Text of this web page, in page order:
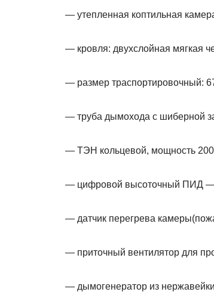
— утепленная коптильная
— кровля: двухслойная мягкая
— размер траспортировочный:
— труба дымохода с шиберной
— ТЭН кольцевой, мощность
— цифровой высоточный ПИД —
— датчик перегрева
— приточный вентилятор для
— дымогенератор из